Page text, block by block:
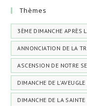
Thèmes
3ÈME DIMANCHE APRÈS
ANNONCIATION DE LA
ASCENSION DE NOTRE
DIMANCHE DE
DIMANCHE DE LA SAINTE